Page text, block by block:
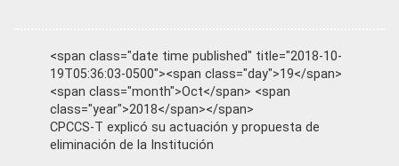
<span class="date time published" title="2018-10-
19T05:36:03-0500"><span class="day">19</span>
<span class="month">Oct</span> <span
class="year">2018</span></span>
CPCCS-T explicó su actuación y propuesta de
eliminación de la Institución